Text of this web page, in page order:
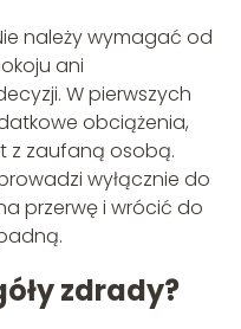
należy wymagać od
ani
W pierwszych
obciążenia,
z zaufaną osobą.
wyłącznie do
przerwę i wrócić do
zdrady?